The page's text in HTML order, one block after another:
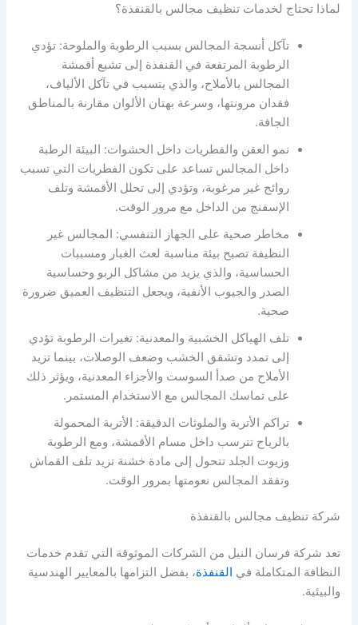
لماذا تحتاج لخدمات تنظيف مجالس بالقنفذة؟
تآكل أنسجة المجالس بسبب الرطوبة والملوحة: تؤدي
الرطوبة المرتفعة في القنفذة إلى تشبع أقمشة
المجالس بالأملاح، والذي يتسبب في تآكل الألياف،
فقدان مرونتها، وسرعة بهتان الألوان مقارنة بالمناطق
الجافة.
نمو العفن والفطريات داخل الحشوات: البيئة الرطبة
داخل المجالس تساعد على تكون الفطريات التي تسبب
روائح غير مرغوبة، وتؤدي إلى تحلل الأقمشة وتلف
الإسفنج من الداخل مع مرور الوقت.
مخاطر صحية على الجهاز التنفسي: المجالس غير
النظيفة تصبح بيئة مناسبة لعث الغبار ومسببات
الحساسية، والذي يزيد من مشاكل الربو وحساسية
الصدر والجيوب الأنفية، ويجعل التنظيف العميق ضرورة
صحية.
تلف الهياكل الخشبية والمعدنية: تغيرات الرطوبة تؤدي
إلى تمدد وتشقق الخشب وضعف الوصلات، بينما تزيد
الأملاح من صدأ السوست والأجزاء المعدنية، ويؤثر ذلك
على تماسك المجالس مع الاستخدام المستمر.
تراكم الأتربة والملوثات الدقيقة: الأتربة المحمولة
بالرياح تترسب داخل مسام الأقمشة، ومع الرطوبة
وزيوت الجلد تتحول إلى مادة خشنة تزيد تلف القماش
وتفقد المجالس نعومتها بمرور الوقت.
شركة تنظيف مجالس بالقنفذة
تعد شركة فرسان النيل من الشركات الموثوقة التي تقدم خدمات
النظافة المتكاملة في القنفذة، بفضل التزامها بالمعايير الهندسية
والبيئية.